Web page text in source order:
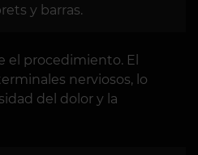
y barras.
el procedimiento. El
nerviosos, lo
del dolor y la